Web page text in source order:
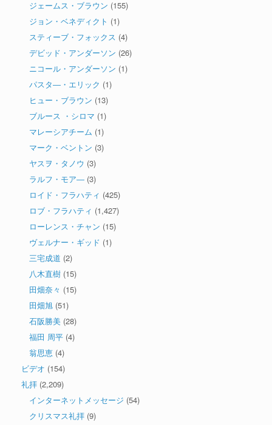
ジェームス・ブラウン (155)
ジョン・ベネディクト (1)
スティーブ・フォックス (4)
デビッド・アンダーソン (26)
ニコール・アンダーソン (1)
パスタ―・エリック (1)
ヒュー・ブラウン (13)
ブルース ・シロマ (1)
マレーシアチーム (1)
マーク・ベントン (3)
ヤスヲ・タノウ (3)
ラルフ・モア― (3)
ロイド・フラハティ (425)
ロブ・フラハティ (1,427)
ローレンス・チャン (15)
ヴェルナー・ギッド (1)
三宅成道 (2)
八木直樹 (15)
田畑奈々 (15)
田畑旭 (51)
石阪勝美 (28)
福田 周平 (4)
翁思恵 (4)
ビデオ (154)
礼拝 (2,209)
インターネットメッセージ (54)
クリスマス礼拝 (9)